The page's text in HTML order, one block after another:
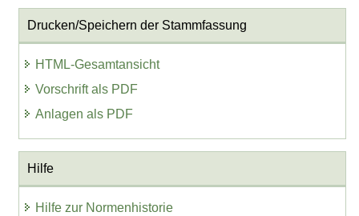
Drucken/Speichern der Stammfassung
HTML-Gesamtansicht
Vorschrift als PDF
Anlagen als PDF
Hilfe
Hilfe zur Normenhistorie